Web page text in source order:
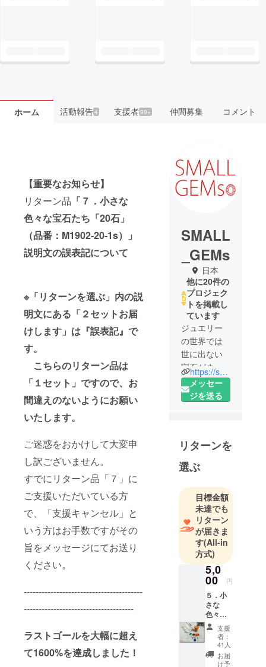
ホーム 活動報告4 支援者99+ 仲間募集 コメント
【重要なお知らせ】
リターン品 「 ７．小さな
色々な宝石たち「20石」
（品番：M1902-20-1s）」
説明文の誤表記について
※「リターンを選ぶ」内の説
明文にある「２セットお届
けします」は『誤表記』で
す。
こちらのリターン品は
「１セット」ですので、お
間違えのないようにお願い
いたします。
ご迷惑をおかけして大変申
し訳ございません。
すでにリターン品「７」に
ご支援いただいている方
で、「支援キャンセル」と
いう方はお手数ですがその
旨をメッセージにてお送り
ください。
----------------------------------------
-------------------------------------
ラストゴールを大幅に超え
て1600%を達成しました！
SMALL
_GEMs
日本
他に20件の
プロジェク
トを掲載し
ています
ジュエリー
の世界では
世に出ない
宝石がまだ
まだたくさ
んありま
い、キズや
カケなど理
由は
様々・・・
。SMALL
GEMs は、
そんな小さ
な宝石たち
を世に送り
出す活動を
始めまし
ご自身用
に。
ご家族・ご
https://small-gems.candy-k-diamond.com
メッセー
ジを送る
リターンを
選ぶ
目標金額
未達でも
リターン
が届きま
す(All-in
方式)
5,0
00 円
５．小
さな
色々な
宝石た
ち「10
石」
（品
番：
支援
者：
41人
お届
け予